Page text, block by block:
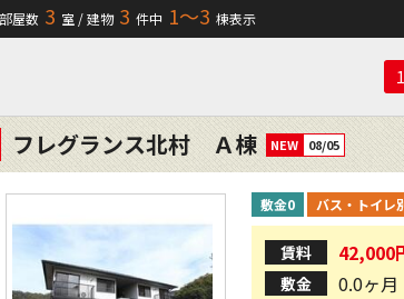
部屋数 3 室 / 建物 3 件中 1〜3 棟表示
1
フレグランス北村 Ａ棟 NEW 08/05
敷金0 バス・トイレ
賃料 42,000
敷金 0.0ヶ月